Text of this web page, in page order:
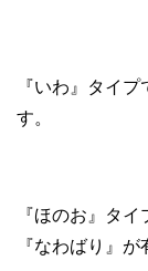
『いわ』タイ
す。
『ほのお』タ
『なわばり』が